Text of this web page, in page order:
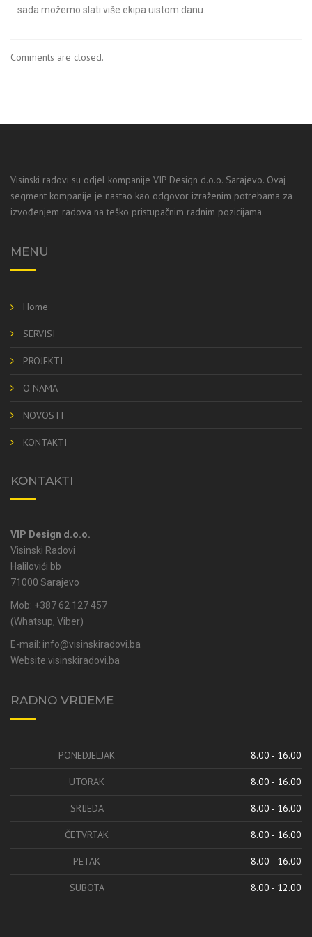
sada možemo slati više ekipa uistom danu.
Comments are closed.
Visinski radovi su odjel kompanije VIP Design d.o.o. Sarajevo. Ovaj
segment kompanije je nastao kao odgovor izraženim potrebama za
izvođenjem radova na teško pristupačnim radnim pozicijama.
MENU
Home
SERVISI
PROJEKTI
O NAMA
NOVOSTI
KONTAKTI
KONTAKTI
VIP Design d.o.o.
Visinski Radovi
Halilovići bb
71000 Sarajevo
Mob: +387 62 127 457
(Whatsup, Viber)
E-mail: info@visinskiradovi.ba
Website:visinskiradovi.ba
RADNO VRIJEME
PONEDJELJAK 8.00 - 16.00
UTORAK 8.00 - 16.00
SRIJEDA 8.00 - 16.00
ČETVRTAK 8.00 - 16.00
PETAK 8.00 - 16.00
SUBOTA 8.00 - 12.00